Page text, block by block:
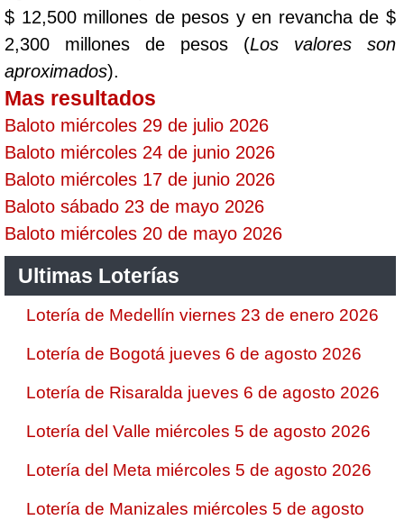
$ 12,500 millones de pesos y en revancha de $
2,300 millones de pesos (Los valores son
aproximados).
Mas resultados
Baloto miércoles 29 de julio 2026
Baloto miércoles 24 de junio 2026
Baloto miércoles 17 de junio 2026
Baloto sábado 23 de mayo 2026
Baloto miércoles 20 de mayo 2026
Ultimas Loterías
Lotería de Medellín viernes 23 de enero 2026
Lotería de Bogotá jueves 6 de agosto 2026
Lotería de Risaralda jueves 6 de agosto 2026
Lotería del Valle miércoles 5 de agosto 2026
Lotería del Meta miércoles 5 de agosto 2026
Lotería de Manizales miércoles 5 de agosto